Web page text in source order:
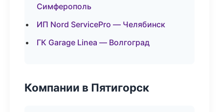
Симферополь
ИП Nord ServicePro — Челябинск
ГК Garage Linea — Волгоград
Компании в Пятигорск